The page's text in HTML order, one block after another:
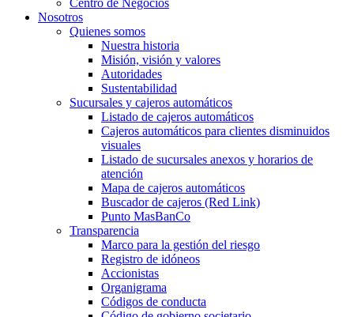
Centro de Negocios
Nosotros
Quienes somos
Nuestra historia
Misión, visión y valores
Autoridades
Sustentabilidad
Sucursales y cajeros automáticos
Listado de cajeros automáticos
Cajeros automáticos para clientes disminuidos
visuales
Listado de sucursales anexos y horarios de
atención
Mapa de cajeros automáticos
Buscador de cajeros (Red Link)
Punto MasBanCo
Transparencia
Marco para la gestión del riesgo
Registro de idóneos
Accionistas
Organigrama
Códigos de conducta